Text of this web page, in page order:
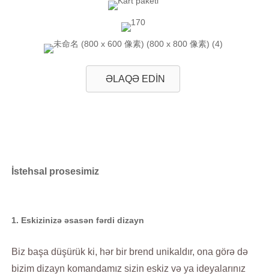
ƏLAQƏ EDİN
İstehsal prosesimiz
1. Eskizinizə əsasən fərdi dizayn
Biz başa düşürük ki, hər bir brend unikaldır, ona görə də
bizim dizayn komandamız sizin eskiz və ya ideyalarınız